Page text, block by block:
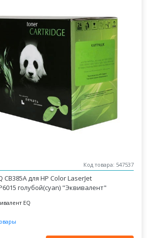
Код товара: 547537
для HP Color LaserJet
голубой(cyan) "Эквивалент"
EQ